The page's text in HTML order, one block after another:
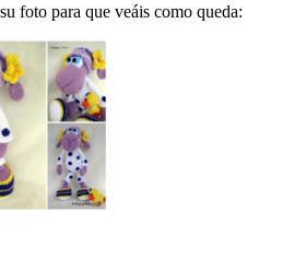
foto para que veáis como queda: